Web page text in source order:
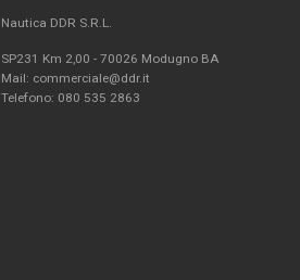
Nautica DDR S.R.L.
SP231 Km 2,00 - 70026 Modugno BA
Mail: commerciale@ddr.it
Telefono: 080 535 2863